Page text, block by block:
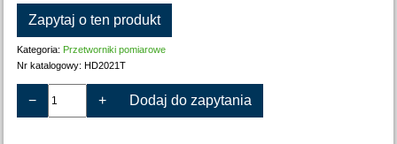
Zapytaj o ten produkt
Kategoria: Przetworniki pomiarowe
Nr katalogowy:HD2021T
− + Dodaj do zapytania